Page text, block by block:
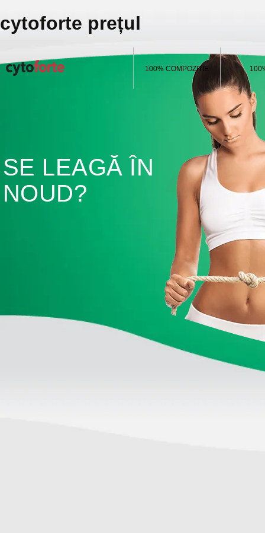
cytoforte prețul
100% COMPOZITIE
SE LEAGĂ ÎN
NOUD?